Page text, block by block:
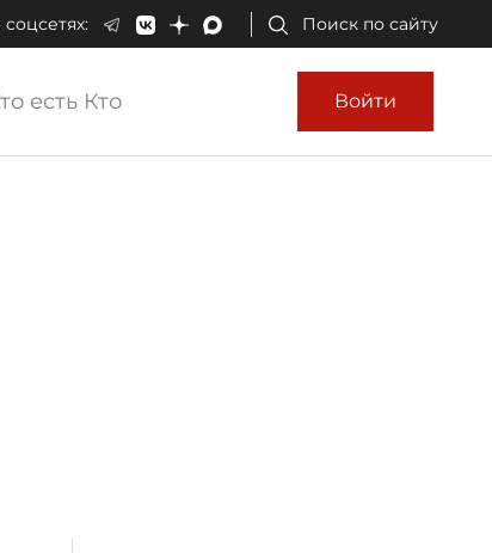
Поиск по сайту
есть Кто Войти